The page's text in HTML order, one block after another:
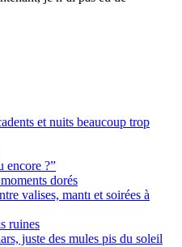
et nuits beaucoup trop
encore ?”
dorés
valises, mantı et soirées à
ruines
juste des mules pis du soleil